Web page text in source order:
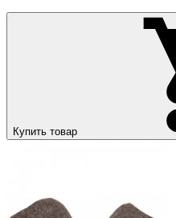
Купить товар